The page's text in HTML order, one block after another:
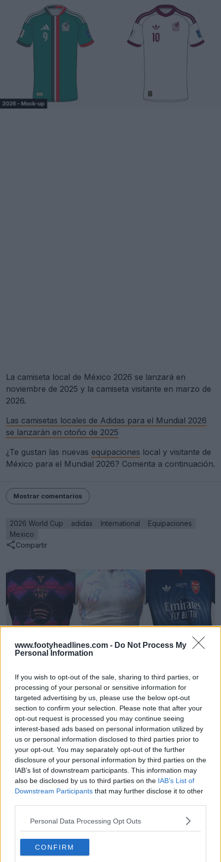
www.footyheadlines.com - Do Not Process My
Personal Information
If you wish to opt-out of the sale, sharing to third parties, or
processing of your personal or sensitive information for
targeted advertising by us, please use the below opt-out
section to confirm your selection. Please note that after your
opt-out request is processed you may continue seeing
interest-based ads based on personal information utilized by
us or personal information disclosed to third parties prior to
your opt-out. You may separately opt-out of the further
disclosure of your personal information by third parties on the
IAB’s list of downstream participants. This information may
also be disclosed by us to third parties on the IAB’s List of
Downstream Participants that may further disclose it to other
Personal Data Processing Opt Outs
CONFIRM
La camiseta local de México 2026 se lanzará en
noviembre de 2025 y la camiseta visitante en marzo de
2026.
Las camisetas locales de Adidas para el Mundial 2026
se lanzarán en otoño de 2025
¿Te gustan las nuevas equipaciones local y visitante de
México para el Mundial 2026? Comenta a continuación.
Mostrar comentarios
2026 World Cup adidas International
Equipaciones
Mexico
Compartir
Creador de equipaciones de la FIFA: diseña y
comparte tus propias equipaciones
OFICIAL FIFA Kit Creator
Reveladas las camisetas de los Houston Rockets